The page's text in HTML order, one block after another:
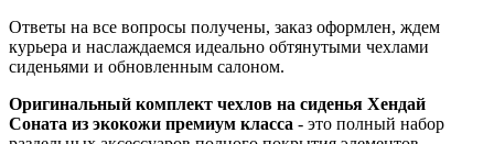
Ответы на все вопросы получены, заказ оформлен, ждем
курьера и наслаждаемся идеально обтянутыми чехлами
сиденьями и обновленным салоном.
Оригинальный комплект чехлов на сиденья Хендай
Соната из экокожи премиум класса - это полный набор